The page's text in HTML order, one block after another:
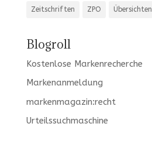
Zeitschriften ZPO Übersichten
Blogroll
Kostenlose Markenrecherche
Markenanmeldung
markenmagazin:recht
Urteilssuchmaschine